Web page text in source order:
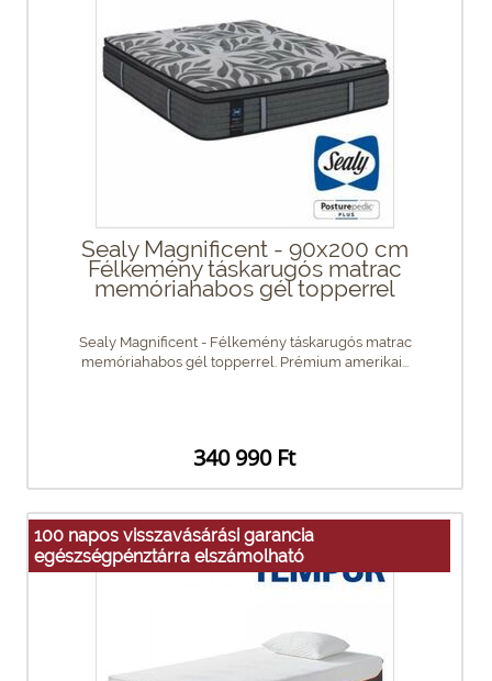
Sealy Magnificent - 90x200 cm
Félkemény táskarugós matrac
memóriahabos gél topperrel
Sealy Magnificent - Félkemény táskarugós matrac
memóriahabos gél topperrel. Prémium amerikai...
340 990 Ft
100 napos visszavásárási garancia
egészségpénztárra elszámolható